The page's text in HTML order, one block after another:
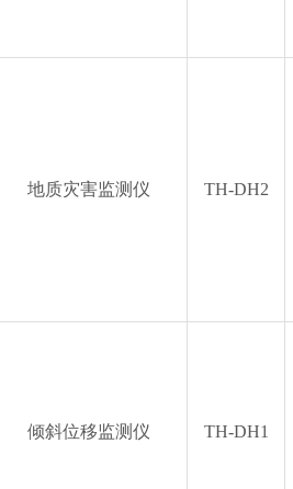
地质灾害监测仪 TH-DH2
倾斜位移监测仪 TH-DH1